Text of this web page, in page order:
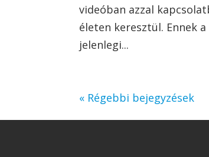
videóban azzal
életen keresztül. Ennek
jelenlegi...
« Régebbi bejegyzések